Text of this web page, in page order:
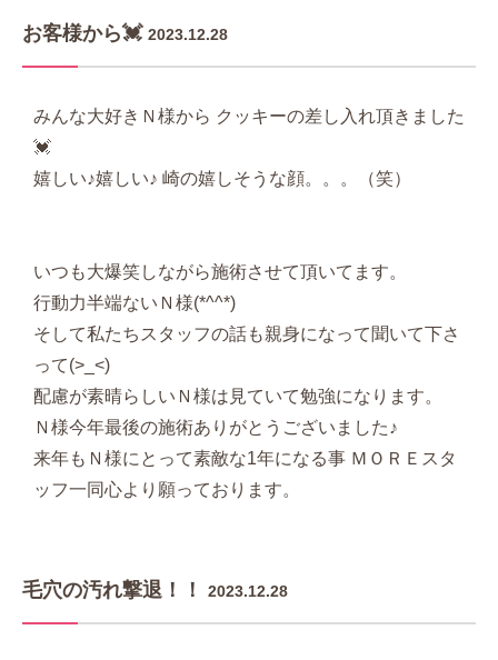
お客様から💓 2023.12.28
みんな大好きＮ様から クッキーの差し入れ頂きました
💓
嬉しい♪嬉しい♪ 崎の嬉しそうな顔。。。（笑）
いつも大爆笑しながら施術させて頂いてます。
行動力半端ないＮ様(*^^*)
そして私たちスタッフの話も親身になって聞いて下さ
って(>_<)
配慮が素晴らしいＮ様は見ていて勉強になります。
Ｎ様今年最後の施術ありがとうございました♪
来年もＮ様にとって素敵な1年になる事 ＭＯＲＥスタ
ッフ一同心より願っております。
毛穴の汚れ撃退！！ 2023.12.28